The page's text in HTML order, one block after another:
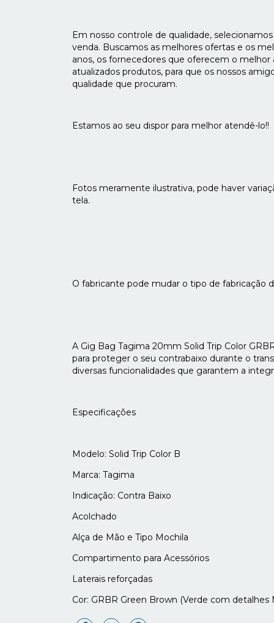
Em nosso controle de qualidade,
venda. Buscamos as melhores ofertas e os
anos, os fornecedores que oferecem o
atualizados produtos, para que os nossos
qualidade que procuram.
Estamos ao seu dispor para melhor atendê-lo!!
Fotos meramente ilustrativa, pode haver
tela.
O fabricante pode mudar o tipo de fabricação
A Gig Bag Tagima 20mm Solid Trip Color
para proteger o seu contrabaixo durante o
diversas funcionalidades que garantem a
Especificações
Modelo: Solid Trip Color B
Marca: Tagima
Indicação: Contra Baixo
Acolchado
Alça de Mão e Tipo Mochila
Compartimento para Acessórios
Laterais reforçadas
Cor: GRBR Green Brown (Verde com detalhes